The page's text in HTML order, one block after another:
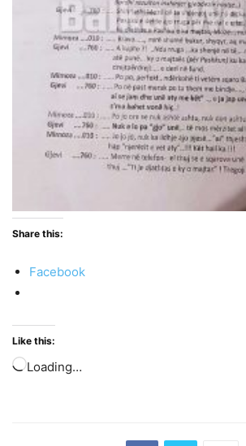
Share this:
Facebook
Like this:
Loading…